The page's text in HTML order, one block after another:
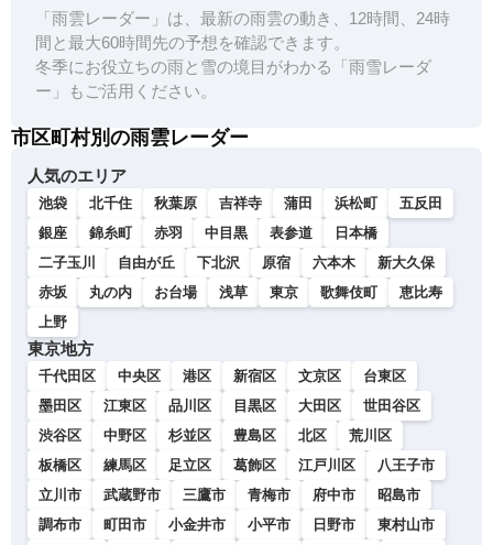
「雨雲レーダー」は、最新の雨雲の動き、12時間、24時
間と最大60時間先の予想を確認できます。
冬季にお役立ちの雨と雪の境目がわかる「雨雪レーダ
ー」もご活用ください。
市区町村別の雨雲レーダー
人気のエリア
池袋 北千住 秋葉原 吉祥寺 蒲田 浜松町
五反田
銀座
錦糸町 赤羽 中目黒 表参道
日本橋
二子玉川
自由が丘 下北沢 原宿 六本木
新大久保
赤坂
丸の内 お台場 浅草 東京 歌舞伎町
恵比寿
上野
東京地方
千代田区 中央区 港区 新宿区 文京区
台東区
墨田区
江東区 品川区 目黒区 大田区
世田谷区
渋谷区
中野区 杉並区 豊島区 北区
荒川区
板橋区
練馬区 足立区 葛飾区 江戸川区
八王子市
立川市
武蔵野市 三鷹市 青梅市 府中市
昭島市
調布市
町田市 小金井市 小平市 日野市
東村山市